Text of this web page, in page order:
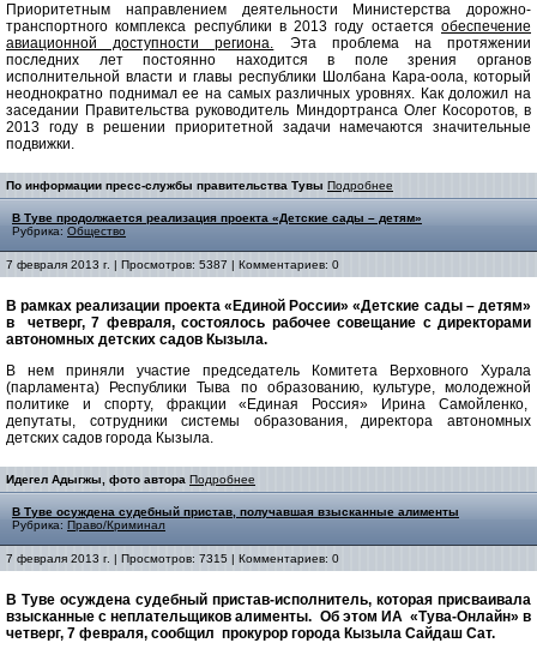
Приоритетным направлением деятельности Министерства дорожно-
транспортного комплекса республики в 2013 году остается обеспечение
авиационной доступности региона. Эта проблема на протяжении
последних лет постоянно находится в поле зрения органов
исполнительной власти и главы республики Шолбана Кара-оола, который
неоднократно поднимал ее на самых различных уровнях. Как доложил на
заседании Правительства руководитель Миндортранса Олег Косоротов, в
2013 году в решении приоритетной задачи намечаются значительные
подвижки.
По информации пресс-службы правительства Тувы Подробнее
В Туве продолжается реализация проекта «Детские сады – детям»
Рубрика: Общество
7 февраля 2013 г. | Просмотров: 5387 | Комментариев: 0
В рамках реализации проекта «Единой России» «Детские сады – детям»
в четверг, 7 февраля, состоялось рабочее совещание с директорами
автономных детских садов Кызыла.
В нем приняли участие председатель Комитета Верховного Хурала
(парламента) Республики Тыва по образованию, культуре, молодежной
политике и спорту, фракции «Единая Россия» Ирина Самойленко,
депутаты, сотрудники системы образования, директора автономных
детских садов города Кызыла.
Идегел Адыгжы, фото автора Подробнее
В Туве осуждена судебный пристав, получавшая взысканные алименты
Рубрика: Право/Криминал
7 февраля 2013 г. | Просмотров: 7315 | Комментариев: 0
В Туве осуждена судебный пристав-исполнитель, которая присваивала
взысканные с неплательщиков алименты. Об этом ИА «Тува-Онлайн» в
четверг, 7 февраля, сообщил прокурор города Кызыла Сайдаш Сат.